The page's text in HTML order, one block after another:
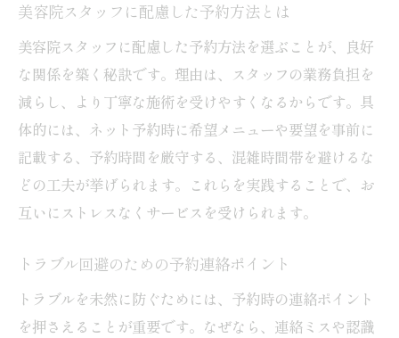
美容院スタッフに配慮した予約方法とは
美容院スタッフに配慮した予約方法を選ぶことが、良好
な関係を築く秘訣です。理由は、スタッフの業務負担を
減らし、より丁寧な施術を受けやすくなるからです。具
体的には、ネット予約時に希望メニューや要望を事前に
記載する、予約時間を厳守する、混雑時間帯を避けるな
どの工夫が挙げられます。これらを実践することで、お
互いにストレスなくサービスを受けられます。
トラブル回避のための予約連絡ポイント
トラブルを未然に防ぐためには、予約時の連絡ポイント
を押さえることが重要です。なぜなら、連絡ミスや認識